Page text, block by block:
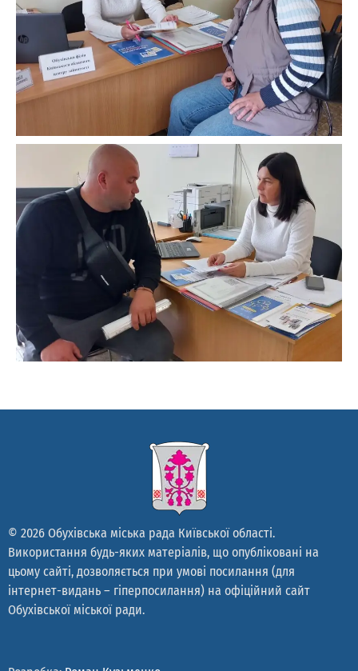
© 2026 Обухівська міська рада Київської області.
Використання будь-яких матеріалів, що опубліковані на
цьому сайті, дозволяється при умові посилання (для
інтернет-видань – гіперпосилання) на офіційний сайт
Обухівської міської ради.